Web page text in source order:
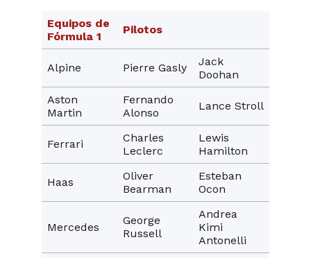
Equipos de
Fórmula 1
Pilotos
Alpine Pierre Gasly
Jack
Doohan
Aston
Martin
Fernando
Alonso
Lance Stroll
Ferrari
Charles
Leclerc
Lewis
Hamilton
Haas
Oliver
Bearman
Esteban
Ocon
Mercedes
George
Russell
Andrea
Kimi
Antonelli